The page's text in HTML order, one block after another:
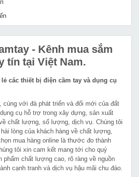
- Kênh mua sắm
tín tại Việt Nam.
các thiết bị điện cầm tay và dụng cụ
cùng với đà phát triển và đổi mới của đất
cụ hỗ trợ trong xây dựng, sản xuất
chất lượng, số lượng, dịch vụ. Chúng tôi
lòng của khách hàng về chất lượng,
mua hàng online là thước đo thành
tôi xin cam kết mang tới cho quý
phẩm chất lượng cao, rõ ràng về nguồn
cạnh tranh và dịch vụ hậu mãi chu đáo.